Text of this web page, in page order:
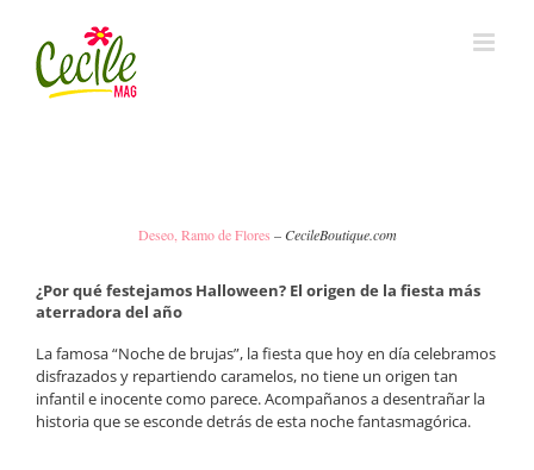
content
Deseo, Ramo de Flores –CecileBoutique.com
¿Por qué festejamos Halloween? El origen de la fiesta más
aterradora del año
La famosa “Noche de brujas”, la fiesta que hoy en día celebramos
disfrazados y repartiendo caramelos, no tiene un origen tan
infantil e inocente como parece. Acompañanos a desentrañar la
historia que se esconde detrás de esta noche fantasmagórica.